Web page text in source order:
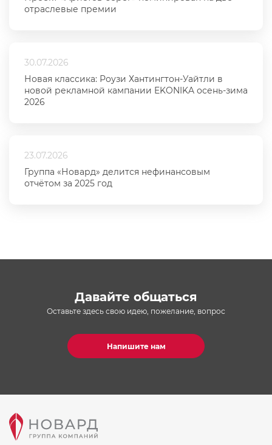
отраслевые премии
30.07.2026
Новая классика: Роузи Хантингтон-Уайтли в
новой рекламной кампании EKONIKA осень-зима
2026
23.07.2026
Группа «Новард» делится нефинансовым
отчётом за 2025 год
Давайте общаться
Оставьте здесь свою идею, пожелание, вопрос
Напишите нам